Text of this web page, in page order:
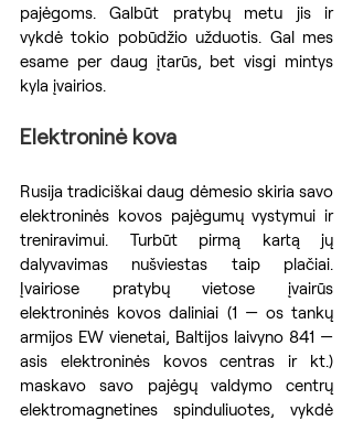
pajėgoms. Galbūt pratybų metu jis ir
vykdė tokio pobūdžio užduotis. Gal mes
esame per daug įtarūs, bet visgi mintys
kyla įvairios.
Elektroninė kova
Rusija tradiciškai daug dėmesio skiria savo
elektroninės kovos pajėgumų vystymui ir
treniravimui. Turbūt pirmą kartą jų
dalyvavimas nušviestas taip plačiai.
Įvairiose pratybų vietose įvairūs
elektroninės kovos daliniai (1 — os tankų
armijos EW vienetai, Baltijos laivyno 841 —
asis elektroninės kovos centras ir kt.)
maskavo savo pajėgų valdymo centrų
elektromagnetines spinduliuotes, vykdė